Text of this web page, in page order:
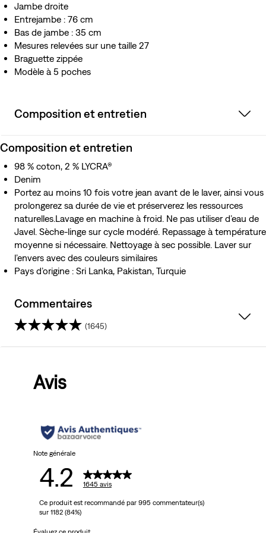
Jambe droite
Entrejambe : 76 cm
Bas de jambe : 35 cm
Mesures relevées sur une taille 27
Braguette zippée
Modèle à 5 poches
Composition et entretien
Composition et entretien
98 % coton, 2 % LYCRA®
Denim
Portez au moins 10 fois votre jean avant de le laver, ainsi vous
prolongerez sa durée de vie et préserverez les ressources
naturelles.Lavage en machine à froid. Ne pas utiliser d’eau de
Javel. Sèche-linge sur cycle modéré. Repassage à température
moyenne si nécessaire. Nettoyage à sec possible. Laver sur
l’envers avec des couleurs similaires
Pays d’origine : Sri Lanka, Pakistan, Turquie
Commentaires
(1645)
avis
Avis
Note générale
4.2 1645 avis
Ce produit est recommandé par 995 commentateur(s)
sur 1182 (84%)